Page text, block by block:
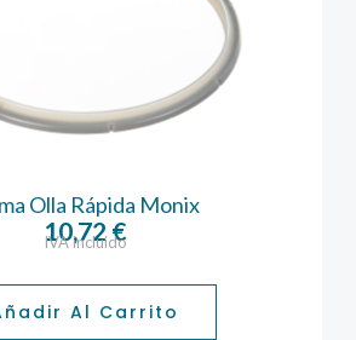
Olla Rápida Monix
10,72€
IVA incluido
Al Carrito